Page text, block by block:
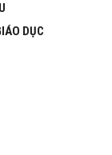
DỤC